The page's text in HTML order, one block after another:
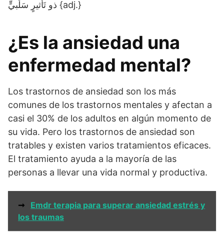
ذو تَأْثيرٍ سَلْبيٍّ {adj.}
¿Es la ansiedad una
enfermedad mental?
Los trastornos de ansiedad son los más
comunes de los trastornos mentales y afectan a
casi el 30% de los adultos en algún momento de
su vida. Pero los trastornos de ansiedad son
tratables y existen varios tratamientos eficaces.
El tratamiento ayuda a la mayoría de las
personas a llevar una vida normal y productiva.
➞
Emdr terapia para superar ansiedad estrés y
los traumas